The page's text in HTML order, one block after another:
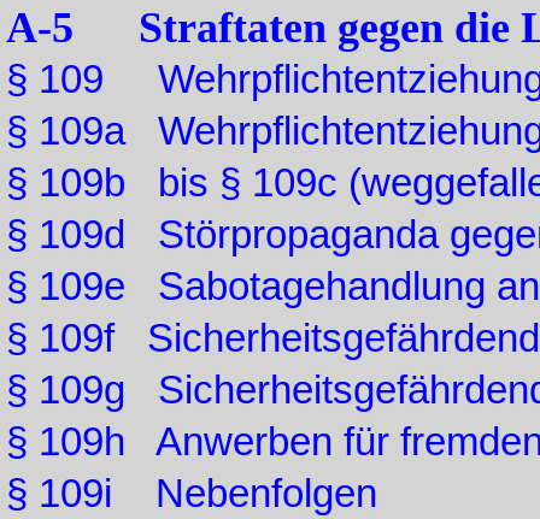
A-5 Straftaten gegen die
§ 109
§ 109a
§ 109b bis § 109c
§ 109d Störpropaganda
§ 109e Sabotagehandlung
§ 109f
§ 109g
§ 109h Anwerben für
§ 109i Nebenfolgen